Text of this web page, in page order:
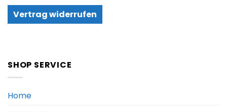
Vertrag widerrufen
SHOP SERVICE
Home